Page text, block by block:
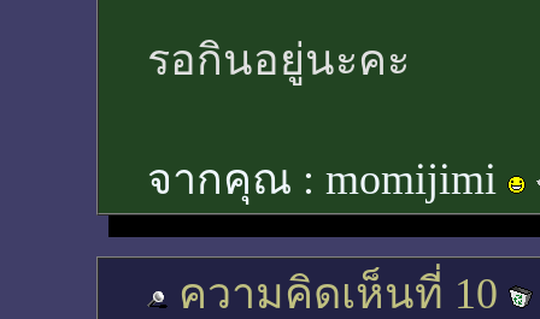
รอกินอยู่นะคะ
จากคุณ : momijimi
ความคิดเห็นที่ 10